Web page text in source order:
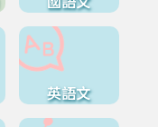
英語文